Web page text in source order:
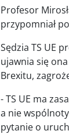
Profesor
przypomniał
Sędzia TS UE
ujawnia się
Brexitu,
- TS UE ma
a nie
pytanie o